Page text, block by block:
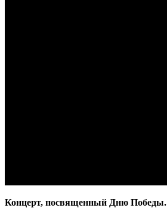
Концерт, посвященный Дню Победы.